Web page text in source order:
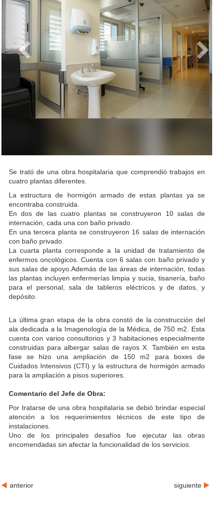
Se trató de una obra hospitalaria que comprendió trabajos en
cuatro plantas diferentes.
La estructura de hormigón armado de estas plantas ya se
encontraba construida.
En dos de las cuatro plantas se construyeron 10 salas de
internación, cada una con baño privado.
En una tercera planta se construyeron 16 salas de internación
con baño privado.
La cuarta planta corresponde a la unidad de tratamiento de
enfermos oncológicos. Cuenta con 6 salas con baño privado y
sus salas de apoyo.Además de las áreas de internación, todas
las plantas incluyen enfermerías limpia y sucia, tisanería, baño
para el personal, sala de tableros eléctricos y de datos, y
depósito.
La última gran etapa de la obra constó de la construcción del
ala dedicada a la Imagenología de la Médica, de 750 m2. Esta
cuenta con varios consultorios y 3 habitaciones especialmente
construidas para albergar salas de rayos X. También en esta
fase se hizo una ampliación de 150 m2 para boxes de
Cuidados Intensivos (CTI) y la estructura de hormigón armado
para la ampliación a pisos superiores.
Comentario del Jefe de Obra:
Por tratarse de una obra hospitalaria se debió brindar especial
atención a los requerimientos técnicos de este tipo de
instalaciones.
Uno de los principales desafíos fue ejecutar las obras
encomendadas sin afectar la funcionalidad de los servicios.
anterior siguiente